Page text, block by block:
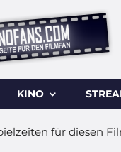
KINO
für diesen